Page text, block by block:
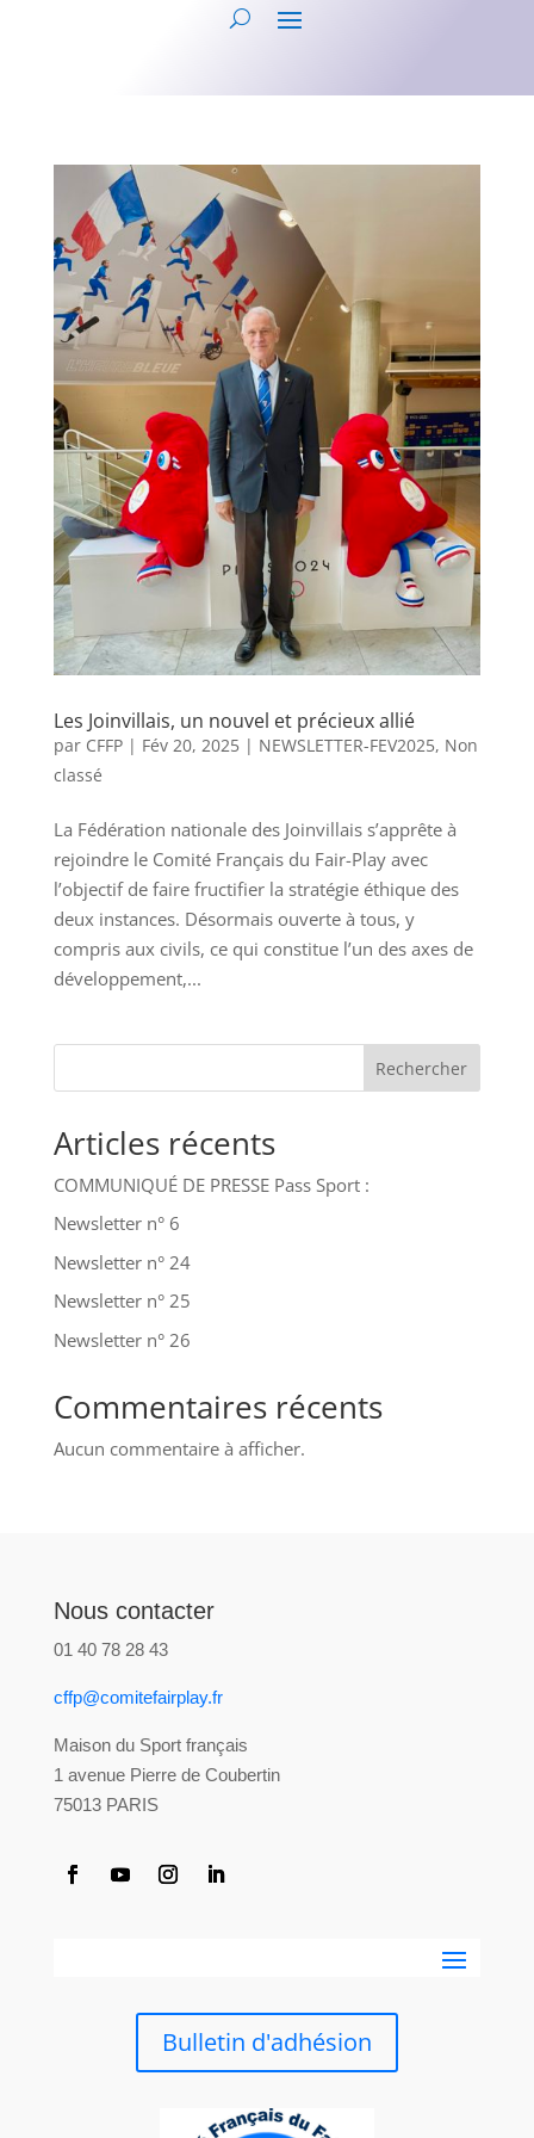
Les Joinvillais, un nouvel et précieux allié
par CFFP| Fév 20, 2025| NEWSLETTER-FEV2025, Non
classé
La Fédération nationale des Joinvillais s’apprête à
rejoindre le Comité Français du Fair-Play avec
l’objectif de faire fructifier la stratégie éthique des
deux instances. Désormais ouverte à tous, y
compris aux civils, ce qui constitue l’un des axes de
développement,...
Rechercher
Articles récents
COMMUNIQUÉ DE PRESSE Pass Sport :
Newsletter n° 6
Newsletter n° 24
Newsletter n° 25
Newsletter n° 26
Commentaires récents
Aucun commentaire à afficher.
Nous contacter
01 40 78 28 43
cffp@comitefairplay.fr
Maison du Sport français
1 avenue Pierre de Coubertin
75013 PARIS
Bulletin d'adhésion